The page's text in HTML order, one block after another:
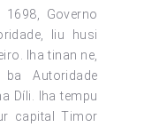
1698, Governo
liu husi
Iha tinan ne,
Autoridade
Díli. Iha tempu
capital Timor